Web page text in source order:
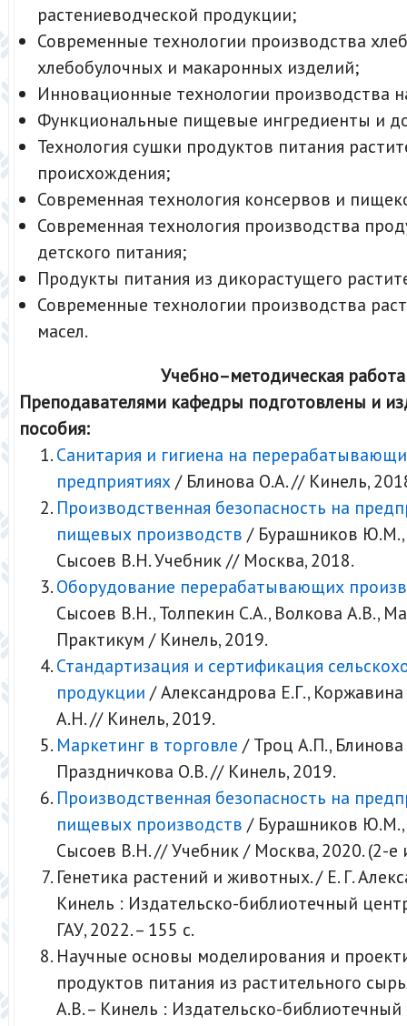
растениеводческой продукции;
Современные технологии производства
хлебобулочных и макаронных изделий;
Инновационные технологии производства
Функциональные пищевые ингредиенты и
Технология сушки продуктов питания
происхождения;
Современная технология консервов и
Современная технология производства
детского питания;
Продукты питания из дикорастущего
Современные технологии производства
масел.
Учебно–методическая работа
Преподавателями кафедры подготовлены и
пособия:
Санитария и гигиена на
предприятиях/ Блинова О.А. // Кинель,
Производственная безопасность на
пищевых производств / Бурашников Ю.М.,
Сысоев В.Н. Учебник // Москва, 2018.
Оборудование перерабатывающих
Сысоев В.Н., Толпекин С.А., Волкова А.В.,
Практикум / Кинель, 2019.
Стандартизация и сертификация
продукции / Александрова Е.Г.,
А.Н. // Кинель, 2019.
Маркетинг в торговле / Троц А.П., Блинова
Праздничкова О.В. // Кинель, 2019.
Производственная безопасность на
пищевых производств / Бурашников Ю.М.,
Сысоев В.Н. // Учебник / Москва, 2020. (2-е
Генетика растений и животных. / Е. Г.
Кинель : Издательско-библиотечный
ГАУ, 2022. – 155 с.
Научные основы моделирования и
продуктов питания из растительного
А.В. – Кинель : Издательско-